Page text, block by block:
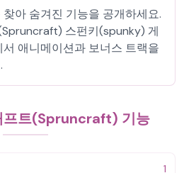
아 숨겨진 기능을 공개하세요.
스펀키(spunky) 게
애니메이션과 보너스 트랙을
프트(Spruncraft) 기능
1